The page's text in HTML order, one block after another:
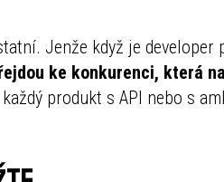
Jenže když je developer
ke konkurenci, která
produkt s API nebo s